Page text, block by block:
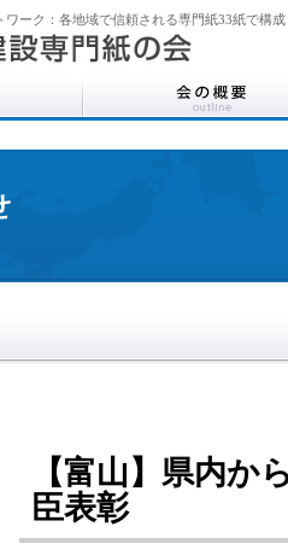
ワーク：各地域で信頼される専門紙33紙で構成
【富山】県内か
臣表彰